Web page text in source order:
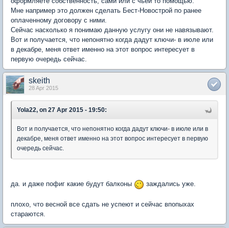
Мне например это должен сделать Бест-Новострой по ранее
оплаченному договору с ними.
Сейчас насколько я понимаю данную услугу они не навязывают.
Вот и получается, что непонятно когда дадут ключи- в июле или
в декабре, меня ответ именно на этот вопрос интересует в
первую очередь сейчас.
skeith
28 Apr 2015
Yola22, on 27 Apr 2015 - 19:50:
Вот и получается, что непонятно когда дадут ключи- в июле или в
декабре, меня ответ именно на этот вопрос интересует в первую
очередь сейчас.
да. и даже пофиг какие будут балконы заждались уже.
плохо, что весной все сдать не успеют и сейчас впопыхах
стараются.